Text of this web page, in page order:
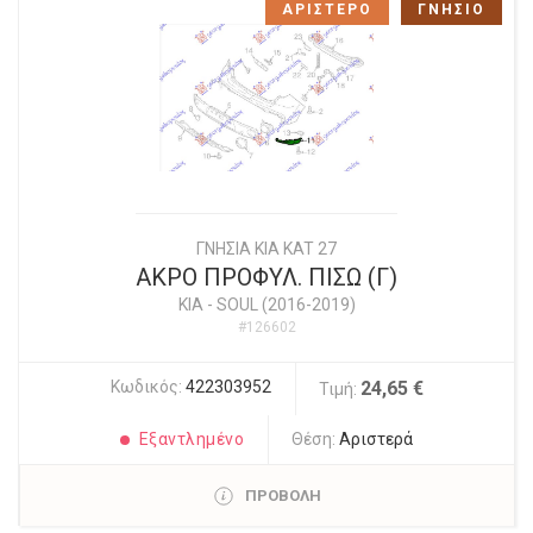
ΓΝΗΣΙΑ KIA KAT 27
ΑΚΡΟ ΠΡΟΦΥΛ. ΠΙΣΩ (Γ)
KIA - SOUL (2016-2019)
#126602
Κωδικός: 422303952 Τιμή: 24,65 €
Εξαντλημένο Θέση:Αριστερά
ΠΡΟΒΟΛΗ
ΑΡΙΣΤΕΡΟ ΓΝΗΣΙΟ